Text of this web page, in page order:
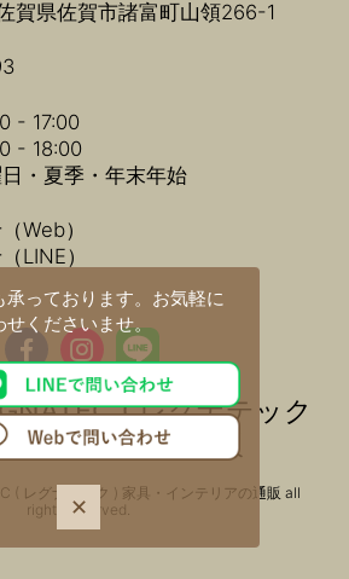
っております。 お気軽に
せくださいませ。
✕
賀県佐賀市諸富町山領266-1
- 17:00
- 18:00
・夏季・年末年始
Web）
LINE）
( レグナテック
インテリアの通販
( レグナテック ) 家具・インテリアの通販 all
rights reserved.